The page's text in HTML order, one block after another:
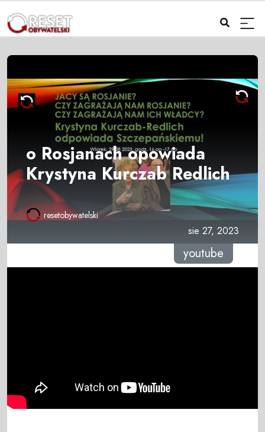
o Rosjanach opowiada
Krystyna Kurczab Redlich
resetobywatelski
sie 27, 2023
youtube